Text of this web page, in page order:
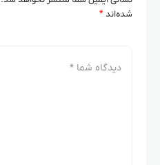
شده‌اند*